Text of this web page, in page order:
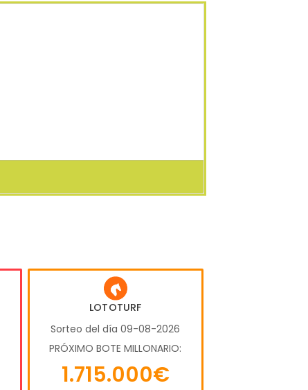
LOTOTURF
Sorteo del día 09-08-2026
PRÓXIMO BOTE MILLONARIO:
1.715.000€